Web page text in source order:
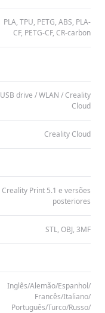
PLA, TPU, PETG, ABS, PLA-
CF, PETG-CF, CR-carbon
USB drive /​ WLAN /​ Creality
Cloud
Creality Cloud
Creality Print 5.1 e versões
posteriores
STL, OBJ, 3MF
Inglês/​Alemão/​Espanhol/​
Francês/​Italiano/​
Português/​Turco/​Russo/​